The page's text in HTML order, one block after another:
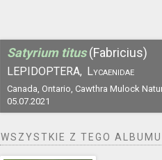
Satyrium titus (Fabricius)
LEPIDOPTERA, Lycaenidae
Canada, Ontario, Cawthra Mulock
05.07.2021
WSZYSTKIE Z TEGO ALBUMU